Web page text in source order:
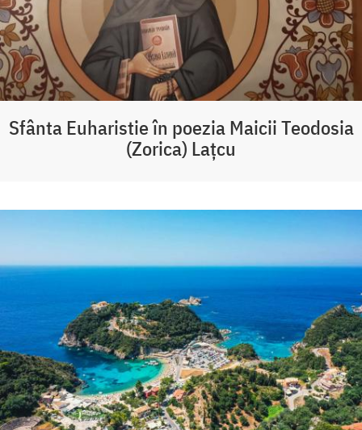
Sfânta Euharistie în poezia Maicii Teodosia
(Zorica) Lațcu